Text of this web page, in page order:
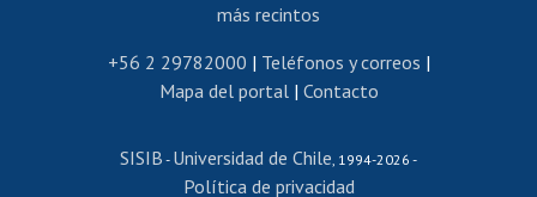
Extranjeras/os
Revalidación y reconocimiento de títulos
Postulación al Programa de Movilidad Estudiantil
Cursos de español
más recintos
+56 2 29782000 | Teléfonos y correos |
Mapa del portal| Contacto
SISIB - Universidad de Chile , 1994-2026 -
Política de privacidad